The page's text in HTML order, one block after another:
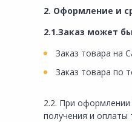
2. Оформление и
2.1.Заказ может
Заказ товара на
Заказ товара по
2.2. При
получения и оплаты